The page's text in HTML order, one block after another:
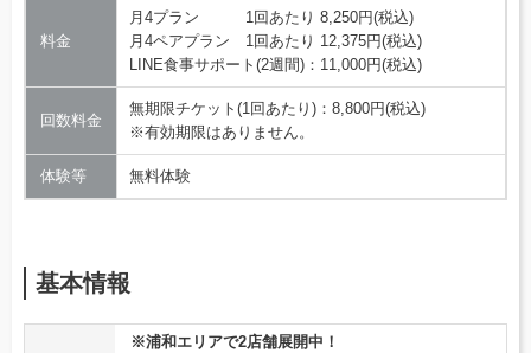
料金
月4プラン 1回あたり 8,250円(税込)
月4ペアプラン 1回あたり 12,375円(税込)
LINE食事サポート(2週間)：11,000円(税込)
回数料金
無期限チケット(1回あたり)：8,800円(税込)
※有効期限はありません。
体験等 無料体験
基本情報
※浦和エリアで2店舗展開中！